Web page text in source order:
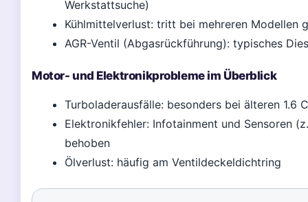
Werkstattsuche)
Kühlmittelverlust: tritt bei mehreren Modellen
AGR-Ventil (Abgasrückführung): typisches
Motor- und Elektronikprobleme im Überblick
Turboladerausfälle: besonders bei älteren 1.6
Elektronikfehler: Infotainment und Sensoren
behoben
Ölverlust: häufig am Ventildeckeldichtring